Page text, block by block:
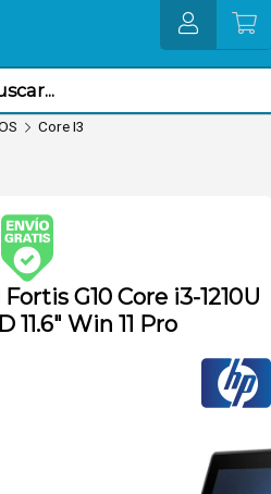
Core I3
gratis
(Ver
Envíos y
G10 Core i3-1210U
11.6" Win 11 Pro